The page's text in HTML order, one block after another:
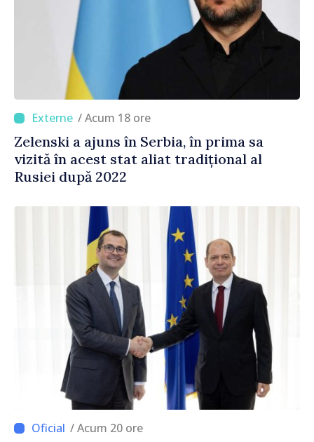
/ Acum 18 ore
Zelenski a ajuns în Serbia, în prima sa
vizită în acest stat aliat tradițional al
Rusiei după 2022
/ Acum 20 ore